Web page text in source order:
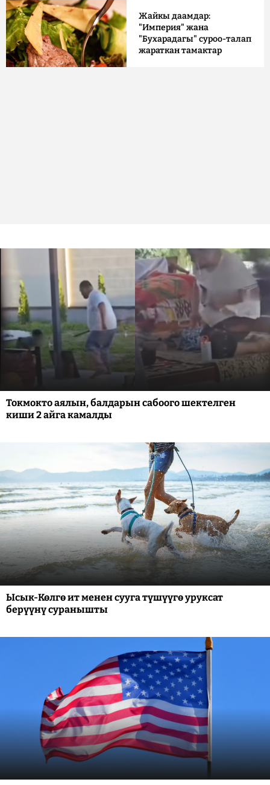
Жайкы даамдар:
"Империя" жана
"Бухарадагы" суроо-талап
жараткан тамактар
Токмокто аялын, балдарын сабоого шектелген
киши 2 айга камалды
Ысык-Көлгө ит менен сууга түшүүгө уруксат
берүүнү суранышты